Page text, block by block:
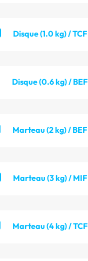
Disque (1.0 kg) / TCF
Disque (0.6 kg) / BEF
Marteau (2 kg) / BEF
Marteau (3 kg) / MIF
Marteau (4 kg) / TCF